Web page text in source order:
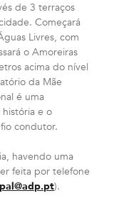
de 3 terraços
Começará
Livres, com
o Amoreiras
acima do nível
da Mãe
é uma
e o
condutor.
havendo uma
feita por telefone
).